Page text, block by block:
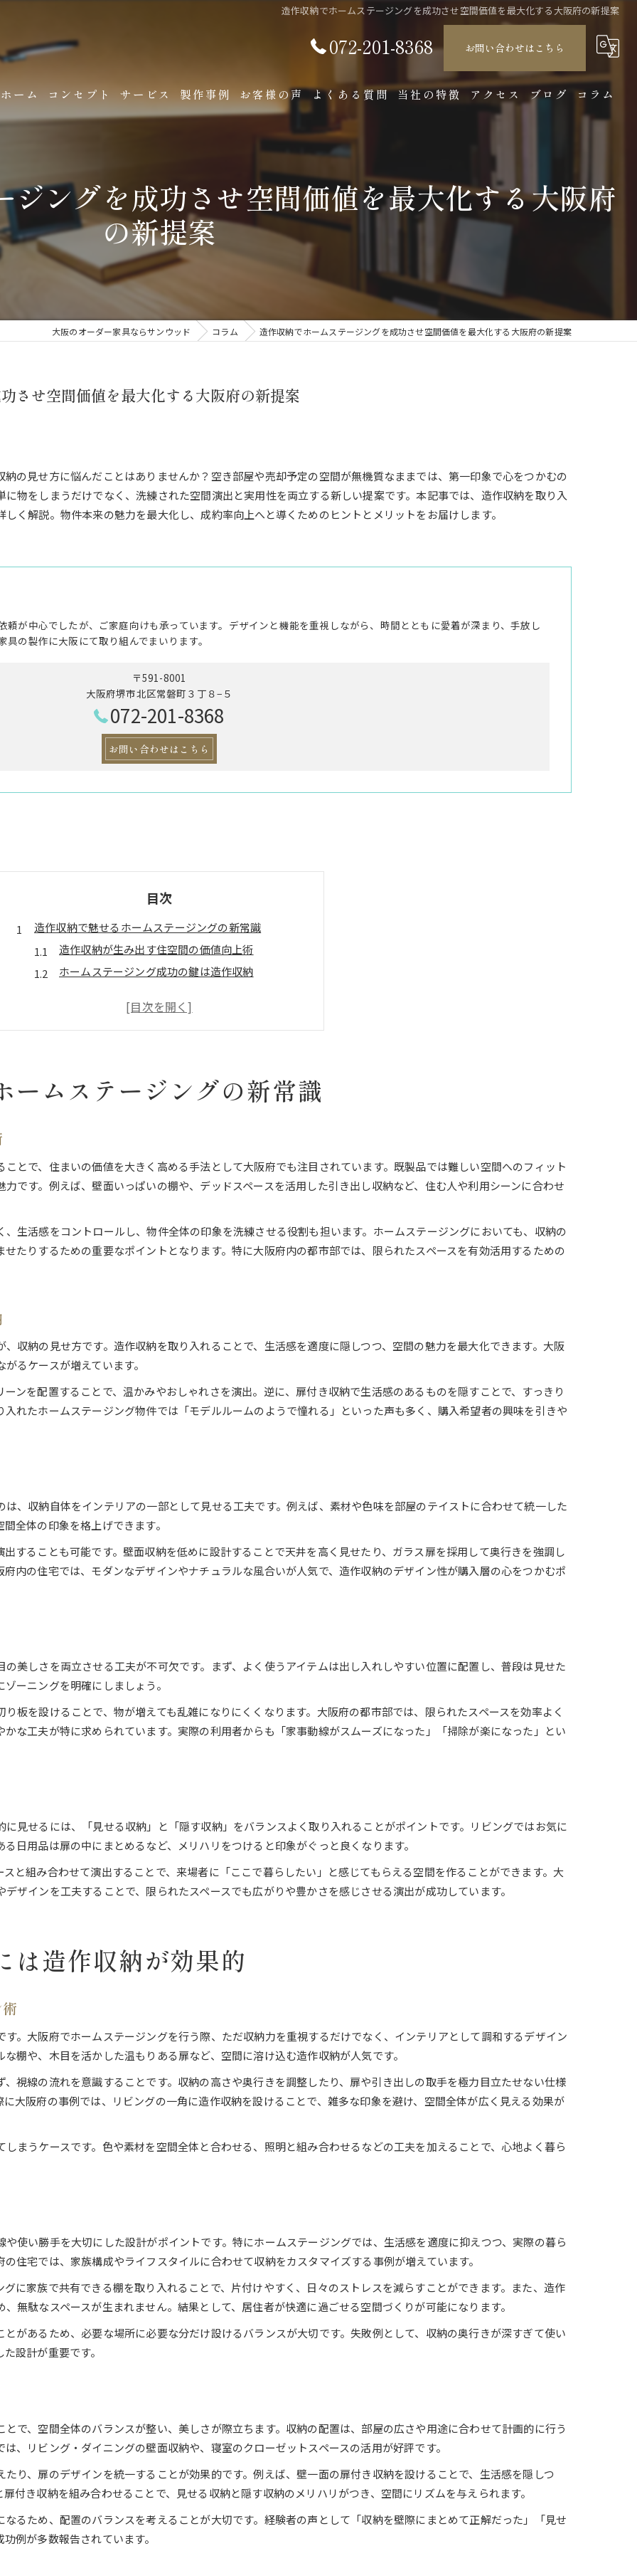
造作収納でホームステージングを成功させ空間価値を最大化する大阪府の新提案
072-201-8368 お問い合わせはこちら
ホーム コンセプト サービス 製作事例 お客様の声 よくある質問 当社の特徴
製造
オーダーメイド
インテリア
アクセス ブログ コラム
ジングを成功させ空間価値を最大化する大阪府
の新提案
大阪のオーダー家具ならサンウッド コラム 造作収納でホームステージングを成功させ空間価値を最大化する大阪府の新提案
させ空間価値を最大化する大阪府の新提案
の見せ方に悩んだことはありませんか？空き部屋や売却予定の空間が無機質なままでは、第一印象で心をつかむの
物をしまうだけでなく、洗練された空間演出と実用性を両立する新しい提案です。本記事では、造作収納を取り入
く解説。物件本来の魅力を最大化し、成約率向上へと導くためのヒントとメリットをお届けします。
頼が中心でしたが、ご家庭向けも承っています。デザインと機能を重視しながら、時間とともに愛着が深まり、手放し
具の製作に大阪にて取り組んでまいります。
〒591-8001
大阪府堺市北区常磐町３丁８−５
072-201-8368
お問い合わせはこちら
目次
造作収納で魅せるホームステージングの新常識
造作収納が生み出す住空間の価値向上術
ホームステージング成功の鍵は造作収納
実用性と美観を両立する収納の工夫
心地よさを演出する造作収納のデザイン術
造作収納が叶える快適な暮らしの秘訣
空間演出に役立つ造作収納の選び方
大阪府で叶える理想の造作収納活用法
理想の空間を形にする造作収納提案術
プロが教える造作収納の最適な取り入れ方
洗練空間を生み出す造作収納の活用法
ホームステージングで映える収納の工夫
造作収納がもたらす演出効果と実例
ワンランク上の空間作りに造作収納を
造作収納が実現する暮らしの質向上術
遊び心ある空間演出に効く収納アイデア
暮らしを彩る造作収納のメリット紹介
家族で楽しむ造作収納の活用テクニック
空間を引き立てる収納プランの考え方
ームステージングの新常識
とで、住まいの価値を大きく高める手法として大阪府でも注目されています。既製品では難しい空間へのフィット
です。例えば、壁面いっぱいの棚や、デッドスペースを活用した引き出し収納など、住む人や利用シーンに合わせ
生活感をコントロールし、物件全体の印象を洗練させる役割も担います。ホームステージングにおいても、収納の
たりするための重要なポイントとなります。特に大阪府内の都市部では、限られたスペースを有効活用するための
収納の見せ方です。造作収納を取り入れることで、生活感を適度に隠しつつ、空間の魅力を最大化できます。大阪
るケースが増えています。
ンを配置することで、温かみやおしゃれさを演出。逆に、扉付き収納で生活感のあるものを隠すことで、すっきり
れたホームステージング物件では「モデルルームのようで憧れる」といった声も多く、購入希望者の興味を引きや
、収納自体をインテリアの一部として見せる工夫です。例えば、素材や色味を部屋のテイストに合わせて統一した
全体の印象を格上げできます。
することも可能です。壁面収納を低めに設計することで天井を高く見せたり、ガラス扉を採用して奥行きを強調し
内の住宅では、モダンなデザインやナチュラルな風合いが人気で、造作収納のデザイン性が購入層の心をつかむポ
美しさを両立させる工夫が不可欠です。まず、よく使うアイテムは出し入れしやすい位置に配置し、普段は見せた
ーニングを明確にしましょう。
板を設けることで、物が増えても乱雑になりにくくなります。大阪府の都市部では、限られたスペースを効率よく
な工夫が特に求められています。実際の利用者からも「家事動線がスムーズになった」「掃除が楽になった」とい
見せるには、「見せる収納」と「隠す収納」をバランスよく取り入れることがポイントです。リビングではお気に
日用品は扉の中にまとめるなど、メリハリをつけると印象がぐっと良くなります。
と組み合わせて演出することで、来場者に「ここで暮らしたい」と感じてもらえる空間を作ることができます。大
ザインを工夫することで、限られたスペースでも広がりや豊かさを感じさせる演出が成功しています。
は造作収納が効果的
。大阪府でホームステージングを行う際、ただ収納力を重視するだけでなく、インテリアとして調和するデザイン
棚や、木目を活かした温もりある扉など、空間に溶け込む造作収納が人気です。
視線の流れを意識することです。収納の高さや奥行きを調整したり、扉や引き出しの取手を極力目立たせない仕様
大阪府の事例では、リビングの一角に造作収納を設けることで、雑多な印象を避け、空間全体が広く見える効果が
まうケースです。色や素材を空間全体と合わせる、照明と組み合わせるなどの工夫を加えることで、心地よく暮ら
使い勝手を大切にした設計がポイントです。特にホームステージングでは、生活感を適度に抑えつつ、実際の暮ら
住宅では、家族構成やライフスタイルに合わせて収納をカスタマイズする事例が増えています。
に家族で共有できる棚を取り入れることで、片付けやすく、日々のストレスを減らすことができます。また、造作
無駄なスペースが生まれません。結果として、居住者が快適に過ごせる空間づくりが可能になります。
があるため、必要な場所に必要な分だけ設けるバランスが大切です。失敗例として、収納の奥行きが深すぎて使い
設計が重要です。
で、空間全体のバランスが整い、美しさが際立ちます。収納の配置は、部屋の広さや用途に合わせて計画的に行う
、リビング・ダイニングの壁面収納や、寝室のクローゼットスペースの活用が好評です。
り、扉のデザインを統一することが効果的です。例えば、壁一面の扉付き収納を設けることで、生活感を隠しつ
付き収納を組み合わせることで、見せる収納と隠す収納のメリハリがつき、空間にリズムを与えられます。
るため、配置のバランスを考えることが大切です。経験者の声として「収納を壁際にまとめて正解だった」「見せ
例が多数報告されています。